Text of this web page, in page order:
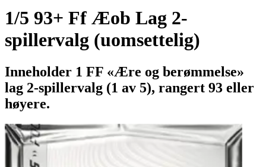
1/5 93+ Ff Æob Lag 2-
spillervalg (uomsettelig)
Inneholder 1 FF «Ære og berømmelse»
lag 2-spillervalg (1 av 5), rangert 93 eller
høyere.